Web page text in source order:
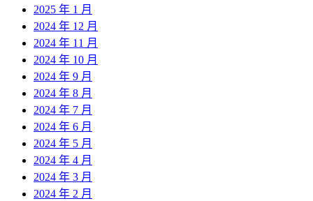
2025 年 1 月
2024 年 12 月
2024 年 11 月
2024 年 10 月
2024 年 9 月
2024 年 8 月
2024 年 7 月
2024 年 6 月
2024 年 5 月
2024 年 4 月
2024 年 3 月
2024 年 2 月